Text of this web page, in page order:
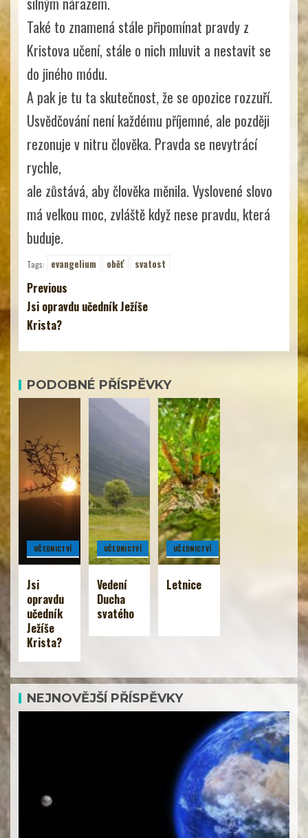
Také to znamená stále připomínat pravdy z
Kristova učení, stále o nich mluvit a nestavit se
do jiného módu.
A pak je tu ta skutečnost, že se opozice rozzuří.
Usvědčování není každému příjemné, ale později
rezonuje v nitru člověka. Pravda se nevytrácí
rychle,
ale zůstává, aby člověka měnila. Vyslovené slovo
má velkou moc, zvláště když nese pravdu, která
buduje.
Tags: evangelium oběť svatost
Previous
Jsi opravdu učedník Ježíše
Krista?
PODOBNÉ PŘÍSPĚVKY
UČEDNICTVÍ
Jsi
opravdu
učedník
Ježíše
Krista?
UČEDNICTVÍ
Vedení
Ducha
svatého
UČEDNICTVÍ
Letnice
NEJNOVĚJŠÍ PŘÍSPĚVKY